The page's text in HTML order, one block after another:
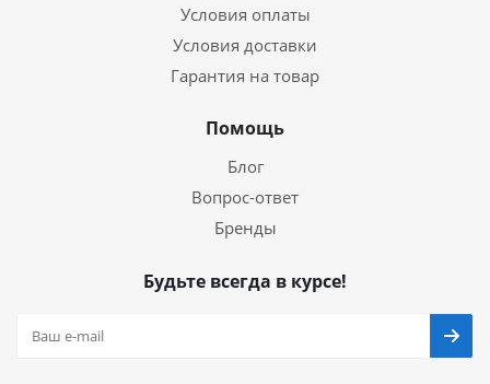
Условия оплаты
Условия доставки
Гарантия на товар
Помощь
Блог
Вопрос-ответ
Бренды
Будьте всегда в курсе!